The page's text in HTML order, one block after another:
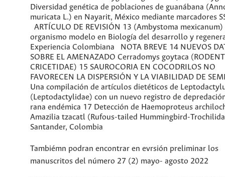
Diversidad genética de poblaciones de guanábana
muricata L.) en Nayarit, México mediante marcadores
ARTÍCULO DE REVISIÓN 13 (Ambystoma mexicanum)
organismo modelo en Biología del desarrollo y
Experiencia Colombiana NOTA BREVE 14 NUEVOS
SOBRE EL AMENAZADO Cerradomys goytaca
CRICETIDAE) 15 SAUROCORIA EN COCODRILOS NO
FAVORECEN LA DISPERSIÓN Y LA VIABILIDAD DE
Una compilación de artículos dietéticos de
(Leptodactylidae) con un nuevo registro de
rana endémica 17 Detección de Haemoproteus
Amazilia tzacatl (Rufous-tailed Hummingbird-
Santander, Colombia
Tambiémn podran encontrar en evrsión preliminar los
manuscritos del número 27 (2) mayo- agosto 2022